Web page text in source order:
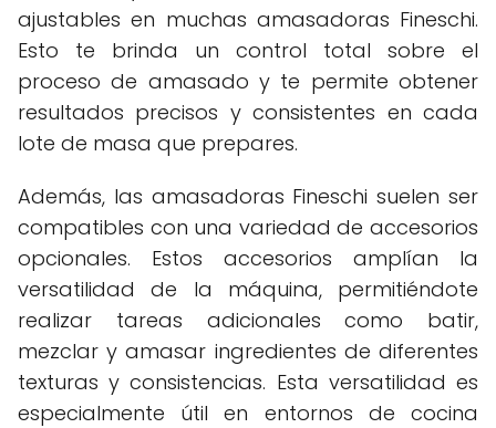
ajustables en muchas amasadoras Fineschi.
Esto te brinda un control total sobre el
proceso de amasado y te permite obtener
resultados precisos y consistentes en cada
lote de masa que prepares.
Además, las amasadoras Fineschi suelen ser
compatibles con una variedad de accesorios
opcionales. Estos accesorios amplían la
versatilidad de la máquina, permitiéndote
realizar tareas adicionales como batir,
mezclar y amasar ingredientes de diferentes
texturas y consistencias. Esta versatilidad es
especialmente útil en entornos de cocina